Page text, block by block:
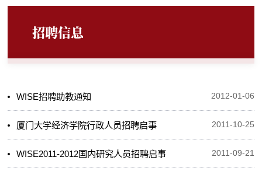
招聘信息
2012-01-06
WISE招聘助教通知
2011-10-25
厦门大学经济学院行政人员招聘启事
2011-09-21
WISE2011-2012国内研究人员招聘启事